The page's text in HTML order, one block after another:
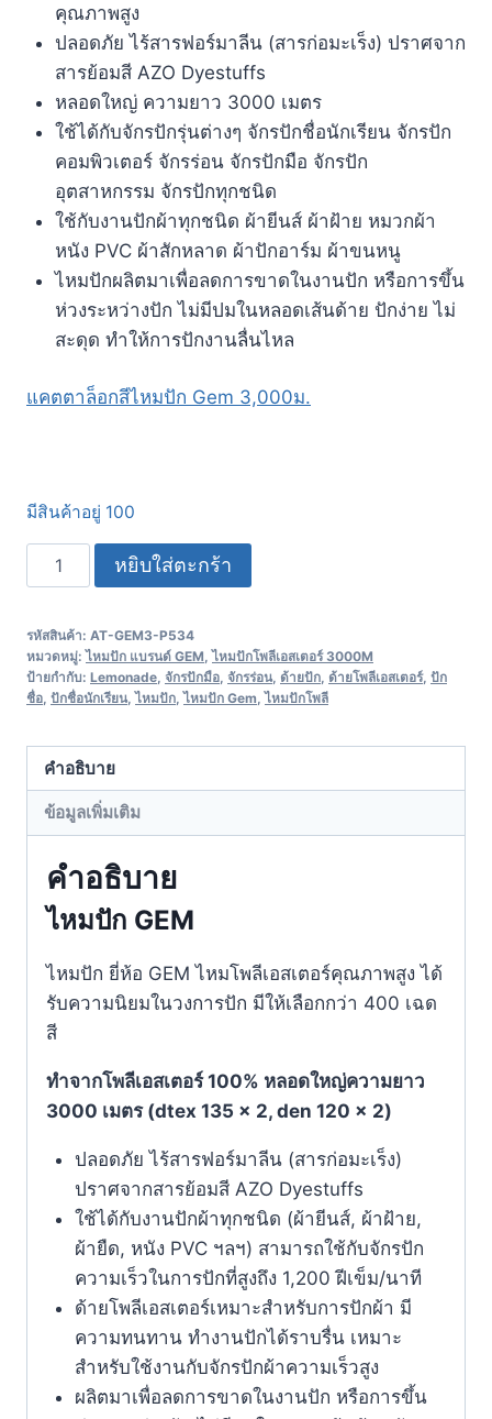
คุณภาพสูง
ปลอดภัย ไร้สารฟอร์มาลีน (สารก่อมะเร็ง) ปราศจาก
สารย้อมสี AZO Dyestuffs
หลอดใหญ่ ความยาว 3000 เมตร
ใช้ได้กับจักรปักรุ่นต่างๆ จักรปักชื่อนักเรียน จักรปัก
คอมพิวเตอร์ จักรร่อน จักรปักมือ จักรปัก
อุตสาหกรรม จักรปักทุกชนิด
ใช้กับงานปักผ้าทุกชนิด ผ้ายีนส์ ผ้าฝ้าย หมวกผ้า
หนัง PVC ผ้าสักหลาด ผ้าปักอาร์ม ผ้าขนหนู
ไหมปักผลิตมาเพื่อลดการขาดในงานปัก หรือการขึ้น
ห่วงระหว่างปัก ไม่มีปมในหลอดเส้นด้าย ปักง่าย ไม่
สะดุด ทำให้การปักงานลื่นไหล
แคตตาล็อกสีไหมปัก Gem 3,000ม.
มีสินค้าอยู่ 100
หยิบใส่ตะกร้า
รหัสสินค้า: AT-GEM3-P534
หมวดหมู่:ไหมปัก แบรนด์ GEM,ไหมปักโพลีเอสเตอร์ 3000M
ป้ายกำกับ: Lemonade, จักรปักมือ, จักรร่อน, ด้ายปัก, ด้ายโพลีเอสเตอร์, ปัก
ชื่อ, ปักชื่อนักเรียน,ไหมปัก,ไหมปัก Gem,ไหมปักโพลี
คำอธิบาย
ข้อมูลเพิ่มเติม
คำอธิบาย
ไหมปัก GEM
ไหมปัก ยี่ห้อ GEM ไหมโพลีเอสเตอร์คุณภาพสูง ได้
รับความนิยมในวงการปัก มีให้เลือกกว่า 400 เฉด
สี
ทำจากโพลีเอสเตอร์ 100% หลอดใหญ่ความยาว
3000 เมตร (dtex 135 x 2, den 120 x 2)
ปลอดภัย ไร้สารฟอร์มาลีน (สารก่อมะเร็ง)
ปราศจากสารย้อมสี AZO Dyestuffs
ใช้ได้กับงานปักผ้าทุกชนิด (ผ้ายีนส์, ผ้าฝ้าย,
ผ้ายืด, หนัง PVC ฯลฯ) สามารถใช้กับจักรปัก
ความเร็วในการปักที่สูงถึง 1,200 ฝีเข็ม/นาที
ด้ายโพลีเอสเตอร์เหมาะสำหรับการปักผ้า มี
ความทนทาน ทำงานปักได้ราบรื่น เหมาะ
สำหรับใช้งานกับจักรปักผ้าความเร็วสูง
ผลิตมาเพื่อลดการขาดในงานปัก หรือการขึ้น